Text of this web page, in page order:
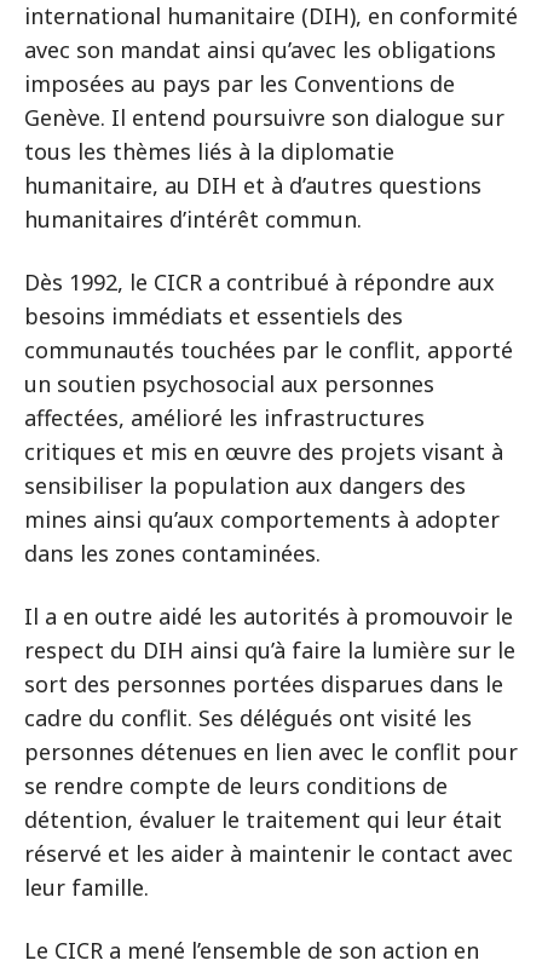
international humanitaire (DIH), en conformité
avec son mandat ainsi qu’avec les obligations
imposées au pays par les Conventions de
Genève. Il entend poursuivre son dialogue sur
tous les thèmes liés à la diplomatie
humanitaire, au DIH et à d’autres questions
humanitaires d’intérêt commun.
Dès 1992, le CICR a contribué à répondre aux
besoins immédiats et essentiels des
communautés touchées par le conflit, apporté
un soutien psychosocial aux personnes
affectées, amélioré les infrastructures
critiques et mis en œuvre des projets visant à
sensibiliser la population aux dangers des
mines ainsi qu’aux comportements à adopter
dans les zones contaminées.
Il a en outre aidé les autorités à promouvoir le
respect du DIH ainsi qu’à faire la lumière sur le
sort des personnes portées disparues dans le
cadre du conflit. Ses délégués ont visité les
personnes détenues en lien avec le conflit pour
se rendre compte de leurs conditions de
détention, évaluer le traitement qui leur était
réservé et les aider à maintenir le contact avec
leur famille.
Le CICR a mené l’ensemble de son action en